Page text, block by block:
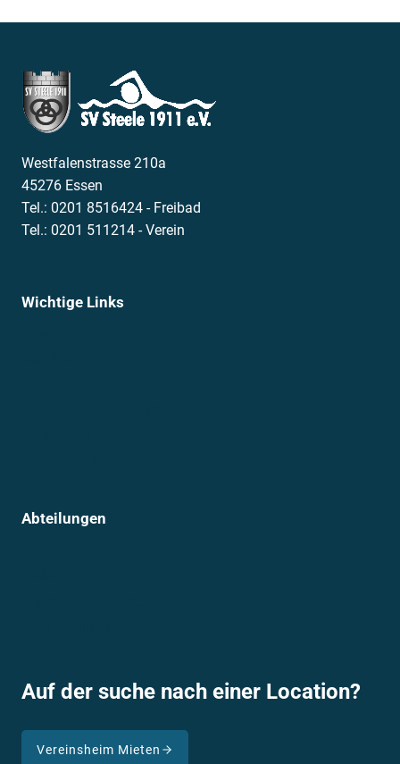
Westfalenstrasse 210a
45276 Essen
Tel.: 0201 8516424 - Freibad
Tel.: 0201 511214 - Verein
Wichtige Links
Abteilungen
Auf der suche nach einer Location?
Vereinsheim Mieten